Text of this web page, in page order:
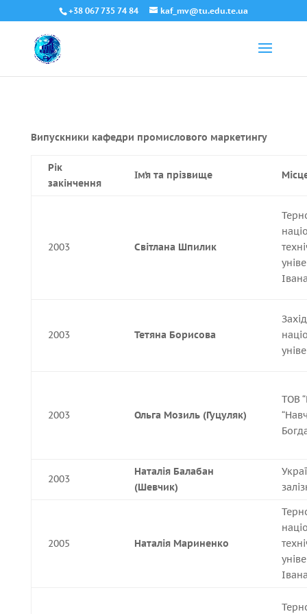
+38 067 735 74 84 kaf_mv@tu.edu.te.ua
Випускники кафедри промислового маркетингу
Рік
закінчення
Ім’я та прізвище
2003 Світлана Шпилик
2003 Тетяна Борисова
2003 Ольга Мозиль (Гуцуляк)
ТОВ
2003
Наталія Балабан
(Шевчик)
2005 Наталія Мариненко